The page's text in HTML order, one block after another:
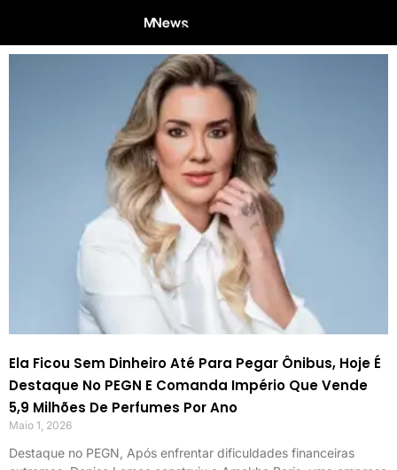
Ela Ficou Sem Dinheiro Até Para Pegar Ônibus, Hoje É
Destaque No PEGN E Comanda Império Que Vende
5,9 Milhões De Perfumes Por Ano
Maio 1, 2026
Destaque no PEGN, Após enfrentar dificuldades financeiras